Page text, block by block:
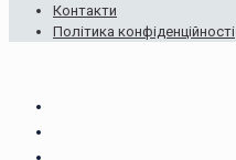
Контакти
Політика конфіденційності